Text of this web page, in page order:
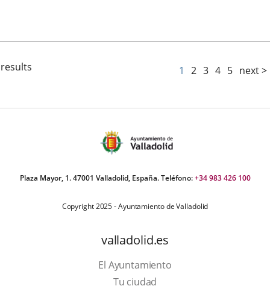
noticia
1 2 3 4 5 next >
Plaza Mayor, 1. 47001 Valladolid, España. Teléfono:+34 983 426 100
Copyright 2025 - Ayuntamiento de Valladolid
valladolid.es
El Ayuntamiento
Tu ciudad